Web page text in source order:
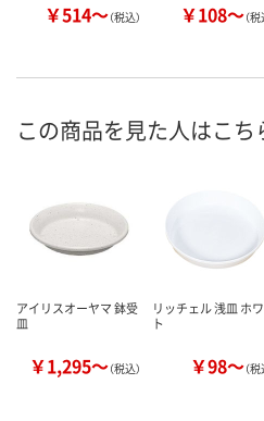
￥514～（税込） ￥108～（税
この商品を見た人はこ
アイリスオーヤマ 鉢受
皿
￥1,295～（税込）
リッチェル 浅皿 ホ
ト
￥98～（税